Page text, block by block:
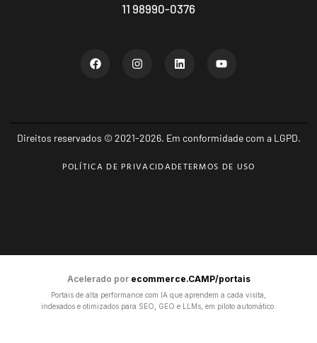
11 98990-0376
Direitos reservados © 2021-2026. Em conformidade com a LGPD.
POLÍTICA DE PRIVACIDADETERMOS DE USO
Acelerado por ecommerce.CAMP/portais
Portais de alta performance com IA que aprendem a cada visita,
indexados e otimizados para SEO, GEO e LLMs, em piloto automático.